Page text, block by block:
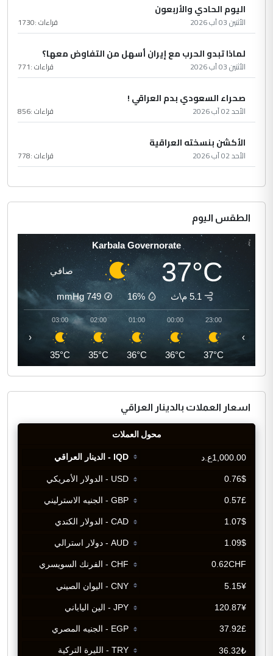
اليوم الحادي والأربعون
الأثنين 03 آب 2026 قراءات :1730
لماذا تبدو الحرب مع إيران أسهل من التفاوض معها؟
الأثنين 03 آب 2026 قراءات :771
صحراء السعودي بدم العراقي !
الأحد 02 آب 2026 قراءات :856
الأكشن بنسخته العراقية
الأحد 02 آب 2026 قراءات :778
الطقس اليوم
Karbala Governorate
37°C صافي
5.1 م\ث 16%
749
mmHg
23:00
37°C
00:00
36°C
01:00
36°C
02:00
35°C
03:00
35°C
‹ ›
اسعار العملات بالدينار العراقي